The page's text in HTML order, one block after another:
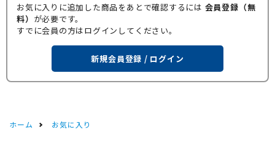
お気に入りに追加した商品をあとで確認するには 会員登録（無
料） が必要です。
すでに会員の方はログインしてください。
新規会員登録 / ログイン
ホーム お気に入り